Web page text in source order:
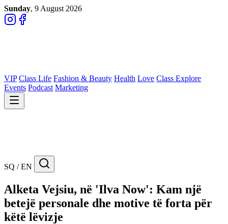
Sunday, 9 August 2026
VIP Class Life Fashion & Beauty Health Love Class Explore
Events Podcast Marketing
SQ / EN
Alketa Vejsiu, në 'Ilva Now': Kam një
betejë personale dhe motive të forta për
këtë lëvizje